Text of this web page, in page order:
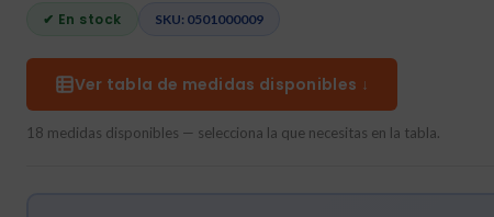
✔ En stock SKU: 0501000009
Ver tabla de medidas disponibles ↓
18 medidas disponibles — selecciona la que necesitas en la tabla.